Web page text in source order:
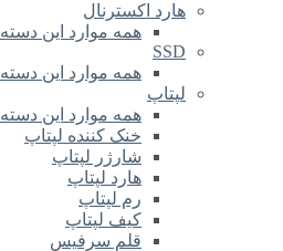
هارد اکسترنال
همه موارد این دسته
SSD
همه موارد این دسته
لپتاپ
همه موارد این دسته
خنک کننده لپتاپ
شارژر لپتاپ
هارد لپتاپ
رم لپتاپ
کیف لپتاپ
قلم سرفیس